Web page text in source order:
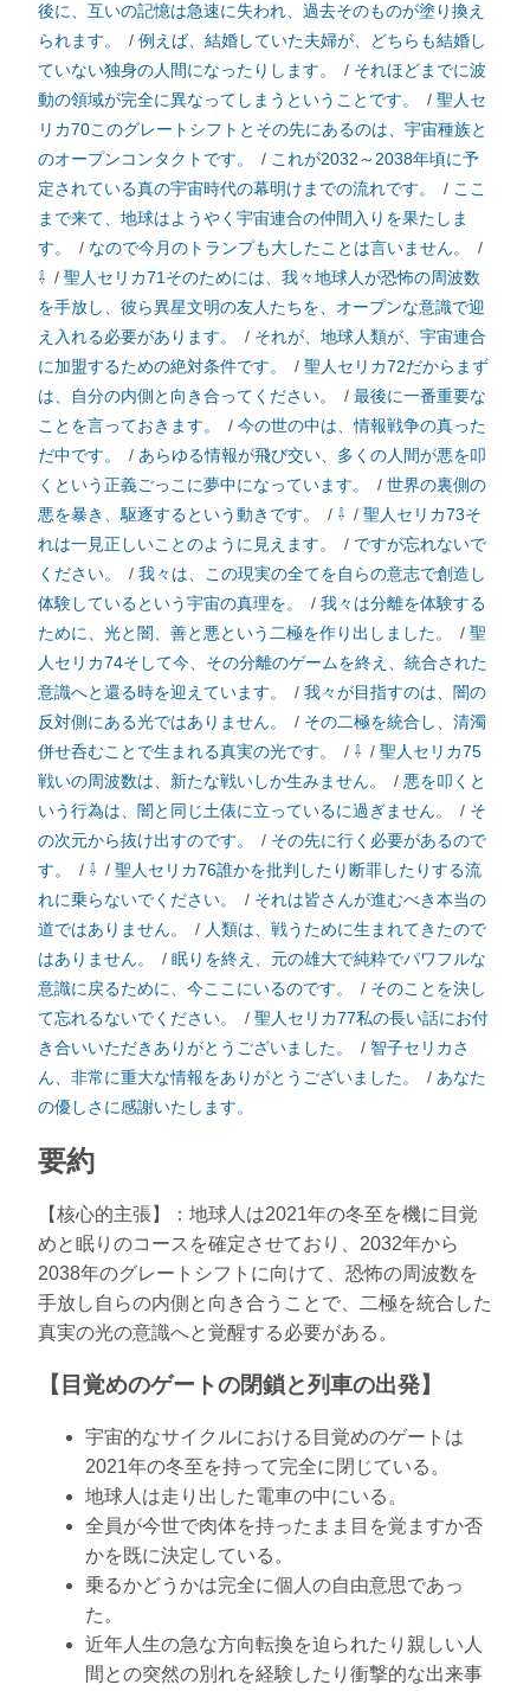
後に、互いの記憶は急速に失われ、過去そのものが塗り換え
られます。
/ 例えば、結婚していた夫婦が、どちらも結婚し
ていない独身の人間になったりします。
/ それほどまでに波
動の領域が完全に異なってしまうということです。
/ 聖人セ
リカ70このグレートシフトとその先にあるのは、宇宙種族と
のオープンコンタクトです。
/ これが2032～2038年頃に予
定されている真の宇宙時代の幕明けまでの流れです。
/ ここ
まで来て、地球はようやく宇宙連合の仲間入りを果たしま
す。
/ なので今月のトランプも大したことは言いません。
/
⇩ / 聖人セリカ71そのためには、我々地球人が恐怖の周波数
を手放し、彼ら異星文明の友人たちを、オープンな意識で迎
え入れる必要があります。
/ それが、地球人類が、宇宙連合
に加盟するための絶対条件です。
/ 聖人セリカ72だからまず
は、自分の内側と向き合ってください。
/ 最後に一番重要な
ことを言っておきます。
/ 今の世の中は、情報戦争の真った
だ中です。
/ あらゆる情報が飛び交い、多くの人間が悪を叩
くという正義ごっこに夢中になっています。
/ 世界の裏側の
悪を暴き、駆逐するという動きです。
/ ⇩ / 聖人セリカ73そ
れは一見正しいことのように見えます。
/ ですが忘れないで
ください。
/ 我々は、この現実の全てを自らの意志で創造し
体験しているという宇宙の真理を。
/ 我々は分離を体験する
ために、光と闇、善と悪という二極を作り出しました。
/ 聖
人セリカ74そして今、その分離のゲームを終え、統合された
意識へと還る時を迎えています。
/ 我々が目指すのは、闇の
反対側にある光ではありません。
/ その二極を統合し、清濁
併せ呑むことで生まれる真実の光です。
/ ⇩ / 聖人セリカ75
戦いの周波数は、新たな戦いしか生みません。
/ 悪を叩くと
いう行為は、闇と同じ土俵に立っているに過ぎません。
/ そ
の次元から抜け出すのです。
/ その先に行く必要があるので
す。
/ ⇩ / 聖人セリカ76誰かを批判したり断罪したりする流
れに乗らないでください。
/ それは皆さんが進むべき本当の
道ではありません。
/ 人類は、戦うために生まれてきたので
はありません。
/ 眠りを終え、元の雄大で純粋でパワフルな
意識に戻るために、今ここにいるのです。
/ そのことを決し
て忘れるないでください。
/ 聖人セリカ77私の長い話にお付
き合いいただきありがとうございました。
/ 智子セリカさ
ん、非常に重大な情報をありがとうございました。
/ あなた
の優しさに感謝いたします。
要約
【核心的主張】：地球人は2021年の冬至を機に目覚
めと眠りのコースを確定させており、2032年から
2038年のグレートシフトに向けて、恐怖の周波数を
手放し自らの内側と向き合うことで、二極を統合した
真実の光の意識へと覚醒する必要がある。
【目覚めのゲートの閉鎖と列車の出発】
宇宙的なサイクルにおける目覚めのゲートは
2021年の冬至を持って完全に閉じている。
地球人は走り出した電車の中にいる。
全員が今世で肉体を持ったまま目を覚ますか否
かを既に決定している。
乗るかどうかは完全に個人の自由意思であっ
た。
近年人生の急な方向転換を迫られたり親しい人
間との突然の別れを経験したり衝撃的な出来事